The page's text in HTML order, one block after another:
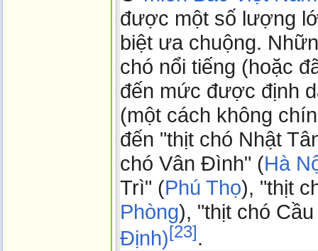
được một số lượng
biệt ưa chuộng.
chó nổi tiếng (hoặc
đến mức được định
(một cách không
đến "thịt chó Nhật
chó Vân Đình" (Hà
Trì" (Phú Thọ), "thịt
Phòng), "thịt chó
Định)[23] .